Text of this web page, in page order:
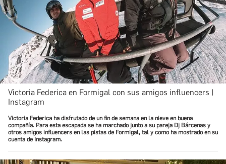
Victoria Federica en Formigal con sus amigos influencers |
Instagram
Victoria Federica ha disfrutado de un fin de semana en la nieve en buena
compañía. Para esta escapada se ha marchado junto a su pareja Dj Bárcenas y
otros amigos influencers en las pistas de Formigal, tal y como ha mostrado en su
cuenta de Instagram.